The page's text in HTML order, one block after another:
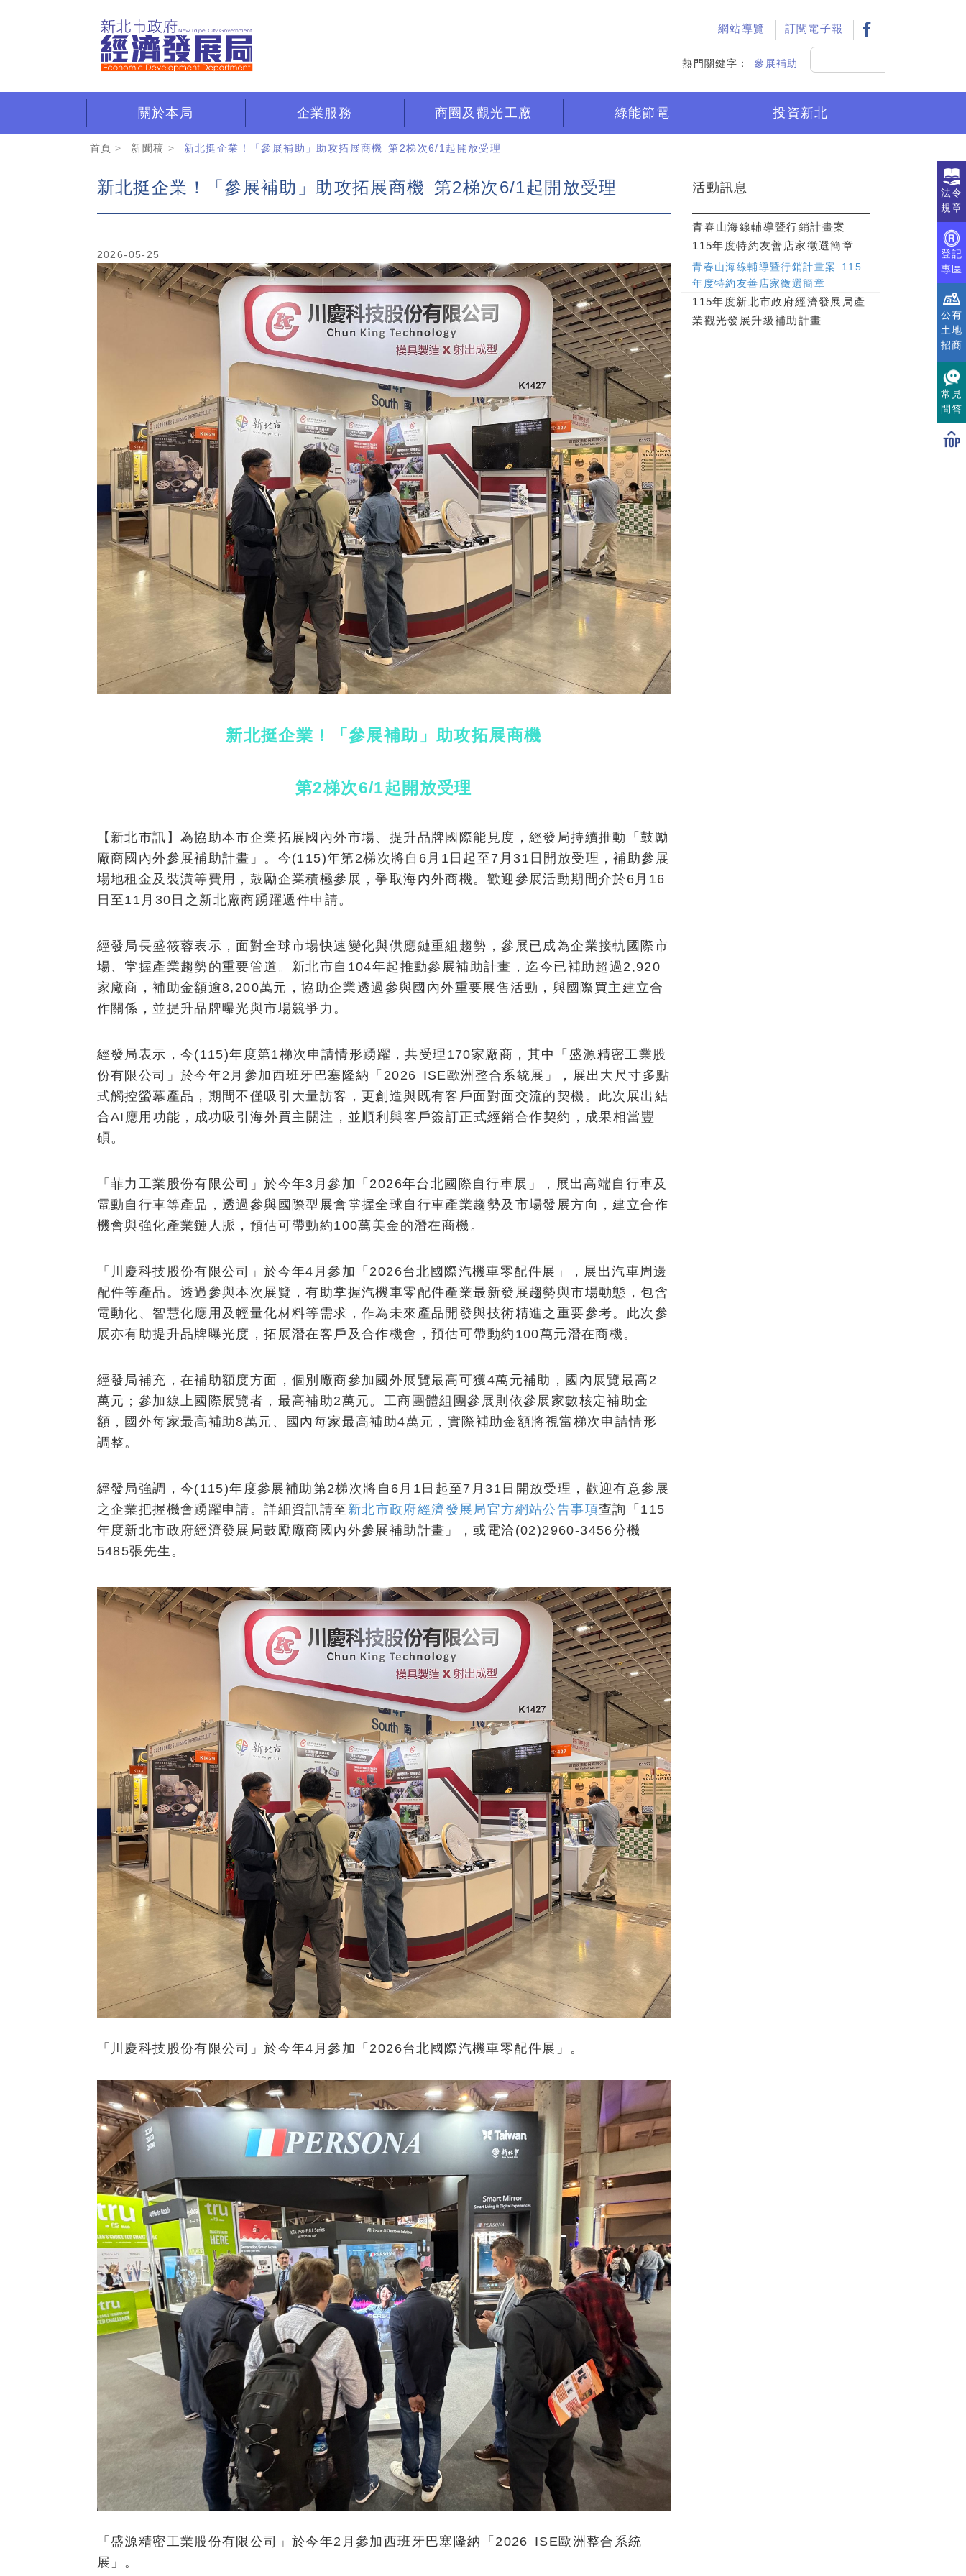
容
網站導覽
訂閱電子報
熱門關鍵字：參展補助
搜
尋
關於本局 企業服務 商圈及觀光工廠 綠能節電 投資新北
首頁 新聞稿 新北挺企業！「參展補助」助攻拓展商機 第2梯次6/1起開放受理
新北挺企業！「參展補助」助攻拓展商機 第2梯次6/1起開放受理
2026-05-25
新北挺企業！「參展補助」助攻拓展商機
第2梯次6/1起開放受理
【新北市訊】為協助本市企業拓展國內外市場、提升品牌國際能見度，經發局持續推動「鼓勵
廠商國內外參展補助計畫」。今(115)年第2梯次將自6月1日起至7月31日開放受理，補助參展
場地租金及裝潢等費用，鼓勵企業積極參展，爭取海內外商機。歡迎參展活動期間介於6月16
日至11月30日之新北廠商踴躍遞件申請。
經發局長盛筱蓉表示，面對全球市場快速變化與供應鏈重組趨勢，參展已成為企業接軌國際市
場、掌握產業趨勢的重要管道。新北市自104年起推動參展補助計畫，迄今已補助超過2,920
家廠商，補助金額逾8,200萬元，協助企業透過參與國內外重要展售活動，與國際買主建立合
作關係，並提升品牌曝光與市場競爭力。
經發局表示，今(115)年度第1梯次申請情形踴躍，共受理170家廠商，其中「盛源精密工業股
份有限公司」於今年2月參加西班牙巴塞隆納「2026 ISE歐洲整合系統展」，展出大尺寸多點
式觸控螢幕產品，期間不僅吸引大量訪客，更創造與既有客戶面對面交流的契機。此次展出結
合AI應用功能，成功吸引海外買主關注，並順利與客戶簽訂正式經銷合作契約，成果相當豐
碩。
「菲力工業股份有限公司」於今年3月參加「2026年台北國際自行車展」，展出高端自行車及
電動自行車等產品，透過參與國際型展會掌握全球自行車產業趨勢及市場發展方向，建立合作
機會與強化產業鏈人脈，預估可帶動約100萬美金的潛在商機。
「川慶科技股份有限公司」於今年4月參加「2026台北國際汽機車零配件展」，展出汽車周邊
配件等產品。透過參與本次展覽，有助掌握汽機車零配件產業最新發展趨勢與市場動態，包含
電動化、智慧化應用及輕量化材料等需求，作為未來產品開發與技術精進之重要參考。此次參
展亦有助提升品牌曝光度，拓展潛在客戶及合作機會，預估可帶動約100萬元潛在商機。
經發局補充，在補助額度方面，個別廠商參加國外展覽最高可獲4萬元補助，國內展覽最高2
萬元；參加線上國際展覽者，最高補助2萬元。工商團體組團參展則依參展家數核定補助金
額，國外每家最高補助8萬元、國內每家最高補助4萬元，實際補助金額將視當梯次申請情形
調整。
經發局強調，今(115)年度參展補助第2梯次將自6月1日起至7月31日開放受理，歡迎有意參展
之企業把握機會踴躍申請。詳細資訊請至 新北市政府經濟發展局官方網站公告事項查詢「115
年度新北市政府經濟發展局鼓勵廠商國內外參展補助計畫」，或電洽(02)2960-3456分機
5485張先生。
「川慶科技股份有限公司」於今年4月參加「2026台北國際汽機車零配件展」。
「盛源精密工業股份有限公司」於今年2月參加西班牙巴塞隆納「2026 ISE歐洲整合系統
展」。
活動訊息
青春山海線輔導暨行銷計畫案
115年度特約友善店家徵選簡章
青春山海線輔導暨行銷計畫案 115
年度特約友善店家徵選簡章
115年度新北市政府經濟發展局產
業觀光發展升級補助計畫
法令
規章
登記
專區
公有
土地
招商
常見
問答